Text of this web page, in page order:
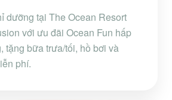
dưỡng tại The Ocean Resort
với ưu đãi Ocean Fun hấp
tặng bữa trưa/tối, hồ bơi và
phí.